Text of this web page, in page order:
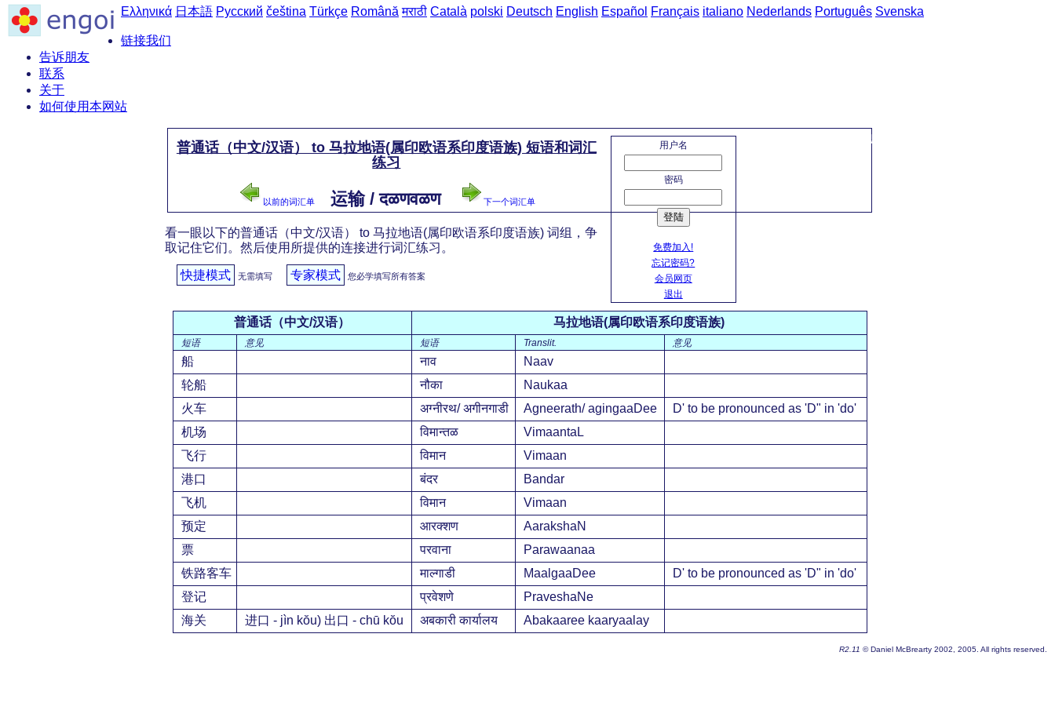
Ελληνικά 日本語 Русский čeština Türkçe Română मराठी Català polski Deutsch English Español Français italiano Nederlands Português Svenska
链接我们
告诉朋友
联系
关于
如何使用本网站
普通话-马拉地语 短语
用户名
密码
登陆
免费加入!
忘记密码?
会员网页
退出
普通话（中文/汉语） to 马拉地语(属印欧语系印度语族) 短语和词汇
练习
以前的词汇单 运输 / दळणवळण 下一个词汇单
看一眼以下的普通话（中文/汉语） to 马拉地语(属印欧语系印度语族) 词组，争
取记住它们。然后使用所提供的连接进行词汇练习。
快捷模式 无需填写 专家模式 您必学填写所有答案
普通话（中文/汉语） 马拉地语(属印欧语系印度语族)
短语 意见 短语 Translit. 意见
船 नाव
Naav
轮船
नौका
Naukaa
火车
अग्नीरथ/ अगीनगाडी Agneerath/ agingaaDee
D' to be pronounced as 'D" in 'do'
机场
विमान्तळ
VimaantaL
飞行
विमान
Vimaan
港口
बंदर
Bandar
飞机
विमान
Vimaan
预定
आरक्शण
AarakshaN
票
परवाना
Parawaanaa
铁路客车
माल्गाडी MaalgaaDee
D' to be pronounced as 'D" in 'do'
登记
प्रवेशणे
PraveshaNe
海关
进口 - jìn kŏu) 出口 - chū kŏu अबकारी कार्यालय Abakaaree kaaryaalay
R2.11 © Daniel McBrearty 2002, 2005. All rights reserved.